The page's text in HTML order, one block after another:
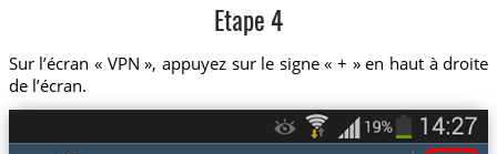
Etape 4
Sur l’écran « VPN », appuyez sur le signe « + » en haut à droite
de l’écran.